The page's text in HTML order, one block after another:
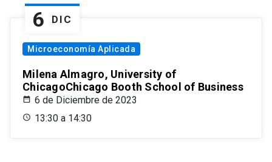
6 DIC
Microeconomía Aplicada
Milena Almagro, University of
ChicagoChicago Booth School of Business
6 de Diciembre de 2023
13:30 a 14:30